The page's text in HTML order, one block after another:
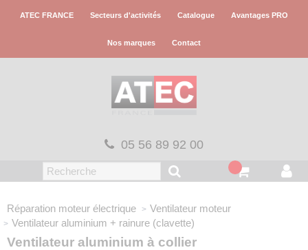
ATEC FRANCE Secteurs d'activités Catalogue Avantages PRO
Nos marques Contact
05 56 89 92 00
Réparation moteur électrique
Ventilateur moteur
Ventilateur aluminium + rainure (clavette)
Ventilateur aluminium à collier